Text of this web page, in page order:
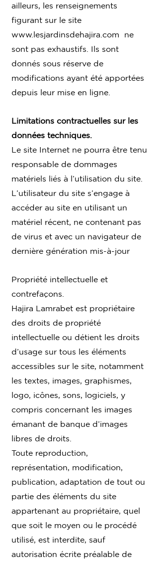
ailleurs, les renseignements
figurant sur le site
www.lesjardinsdehajira.com ne
sont pas exhaustifs. Ils sont
donnés sous réserve de
modifications ayant été apportées
depuis leur mise en ligne.
Limitations contractuelles sur les
données techniques.
Le site Internet ne pourra être tenu
responsable de dommages
matériels liés à l’utilisation du site.
L’utilisateur du site s’engage à
accéder au site en utilisant un
matériel récent, ne contenant pas
de virus et avec un navigateur de
dernière génération mis-à-jour
Propriété intellectuelle et
contrefaçons.
Hajira Lamrabet est propriétaire
des droits de propriété
intellectuelle ou détient les droits
d’usage sur tous les éléments
accessibles sur le site, notamment
les textes, images, graphismes,
logo, icônes, sons, logiciels, y
compris concernant les images
émanant de banque d’images
libres de droits.
Toute reproduction,
représentation, modification,
publication, adaptation de tout ou
partie des éléments du site
appartenant au propriétaire, quel
que soit le moyen ou le procédé
utilisé, est interdite, sauf
autorisation écrite préalable de